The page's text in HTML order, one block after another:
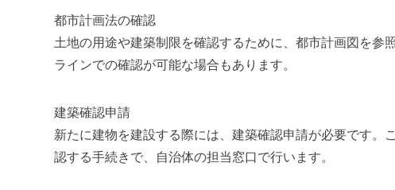
都市計画法の確認
土地の用途や建築制限を確認するために、都市計画図を参
ラインでの確認が可能な場合もあります。
建築確認申請
新たに建物を建設する際には、建築確認申請が必要です。
認する手続きで、自治体の担当窓口で行います。